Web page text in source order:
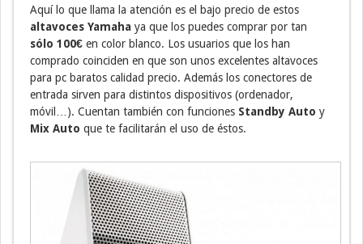
Aquí lo que llama la atención es el bajo precio de estos
altavoces Yamaha ya que los puedes comprar por tan
sólo 100€ en color blanco. Los usuarios que los han
comprado coinciden en que son unos excelentes altavoces
para pc baratos calidad precio. Además los conectores de
entrada sirven para distintos dispositivos (ordenador,
móvil…). Cuentan también con funciones Standby Auto y
Mix Auto que te facilitarán el uso de éstos.